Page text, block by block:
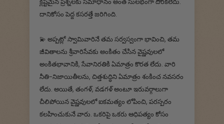
దానికోసం పెద్ద కసరత్తే జరిగింది.
💫 అప్పట్లో స్వామివారినే తమ సర్వస్వంగా భావించి, తమ
జీవితాలను శ్రీవారిసేవకు అంకితం చేసిన వైష్ణవులలో
అంకితభావానికి, సేవానిరతికి ఏమాత్రం కొరత లేదు. వారి
నీతి-నిజాయితీలను, చిత్తశుద్ధిని ఏమాత్రం శంకించ నవసరం
లేదు. అయితే, తంగళ్, వడగళ్ అంటూ ఇరువర్గాలుగా
చీలిపోయిన వైష్ణవులలో ఐకమత్యం లోపించి, పరస్పరం
కలహించుకునే వారు. ఒకరిపై ఒకరు ఆధిపత్యం కోసం